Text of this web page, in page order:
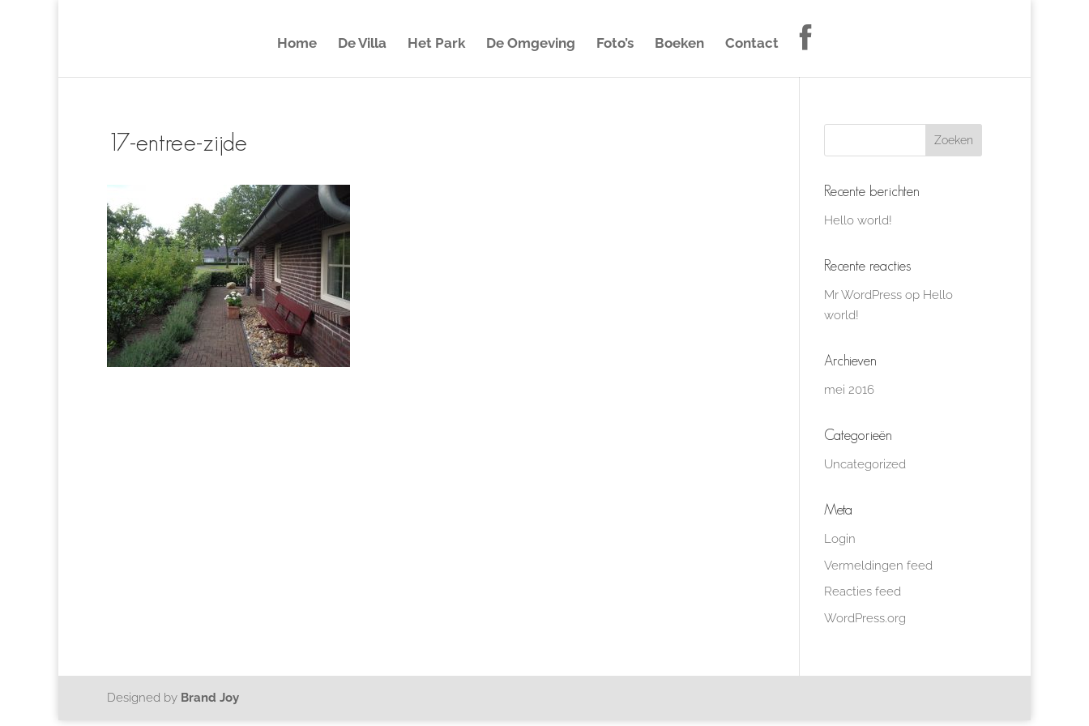
Home De Villa Het Park De Omgeving Foto’s Boeken Contact
17-entree-zijde
Recente berichten
Hello world!
Recente reacties
Mr WordPressop Hello
world!
Archieven
mei 2016
Categorieën
Uncategorized
Meta
Login
Vermeldingen feed
Reacties feed
WordPress.org
Designed by Brand Joy